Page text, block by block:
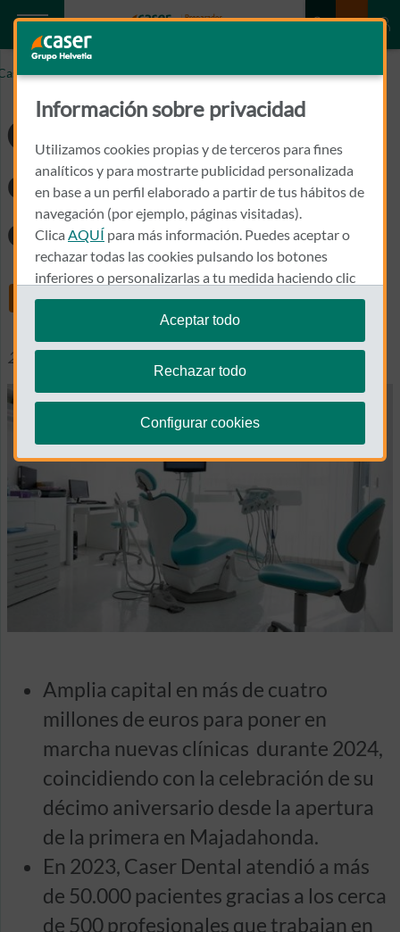
Caser Dental continuará con su expansión en 2024
Caser Dental
continuará con su
expansión en 2024
Share
26 abril 2024
Amplia capital en más de cuatro
millones de euros para poner en
marcha nuevas clínicas durante 2024,
coincidiendo con la celebración de su
décimo aniversario desde la apertura
de la primera en Majadahonda.
En 2023, Caser Dental atendió a más
de 50.000 pacientes gracias a los cerca
de 500 profesionales que trabajan en
Información sobre privacidad
Utilizamos cookies propias y de terceros para fines
analíticos y para mostrarte publicidad personalizada
en base a un perfil elaborado a partir de tus hábitos de
navegación (por ejemplo, páginas visitadas).
Clica AQUÍ para más información. Puedes aceptar o
rechazar todas las cookies pulsando los botones
inferiores o personalizarlas a tu medida haciendo clic
en"configurar cookies".
Te recordamos que puedes modificar tus ajustes de
cookies en cualquier momento en la sección
Aceptar todo
Rechazar todo
Configurar cookies